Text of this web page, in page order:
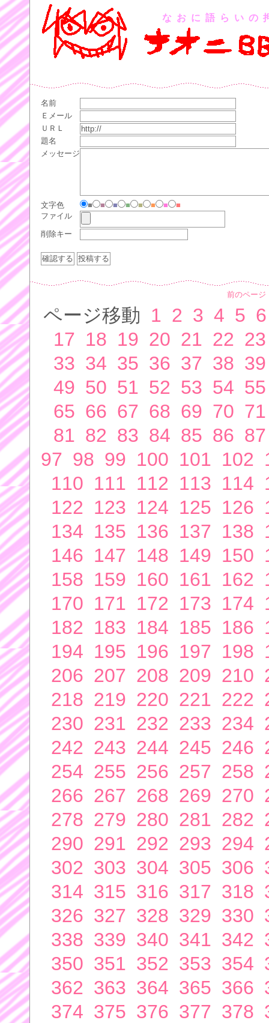
なおに語らいの
名前
Ｅメール
ＵＲＬ
題名
メッセージ
文字色 ■ ■ ■ ■ ■ ■ ■
■
ファイル
削除キー
前のページ
ページ移動 1 2 3 4 5 6
17 18 19 20 21 22 23
33 34 35 36 37 38 39
49 50 51 52 53 54 55
65 66 67 68 69 70 71
81 82 83 84 85 86 87
97 98 99 100 101 102
110 111 112 113 114
122 123 124 125 126
134 135 136 137 138
146 147 148 149 150
158 159 160 161 162
170 171 172 173 174
182 183 184 185 186
194 195 196 197 198
206 207 208 209 210
218 219 220 221 222
230 231 232 233 234
242 243 244 245 246
254 255 256 257 258
266 267 268 269 270
278 279 280 281 282
290 291 292 293 294
302 303 304 305 306
314 315 316 317 318
326 327 328 329 330
338 339 340 341 342
350 351 352 353 354
362 363 364 365 366
374 375 376 377 378